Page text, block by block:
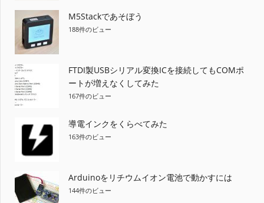
M5Stackであそぼう
188件のビュー
FTDI製USBシリアル変換ICを接続してもCOMポ
ートが増えなくしてみた
167件のビュー
導電インクをくらべてみた
163件のビュー
Arduinoをリチウムイオン電池で動かすには
144件のビュー